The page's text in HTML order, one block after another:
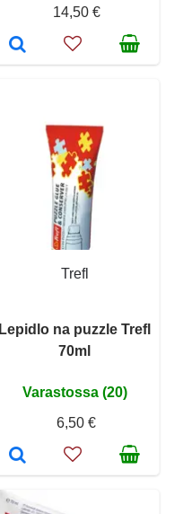
14,50 €
Trefl
Lepidlo na puzzle Trefl
70ml
Varastossa (20)
6,50 €